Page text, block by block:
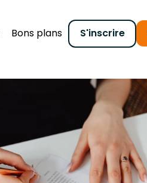
Bons plans S'inscrire